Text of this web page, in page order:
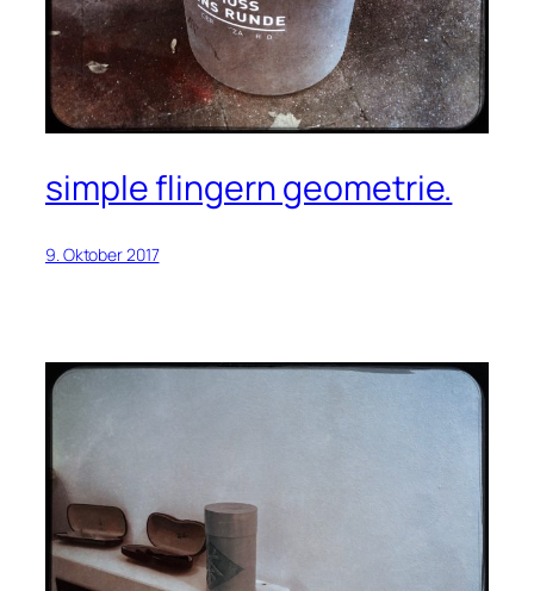
simple flingern geometrie.
9. Oktober 2017